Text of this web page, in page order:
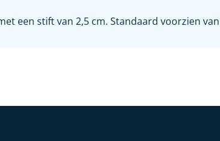
een stift van 2,5 cm. Standaard voorzien